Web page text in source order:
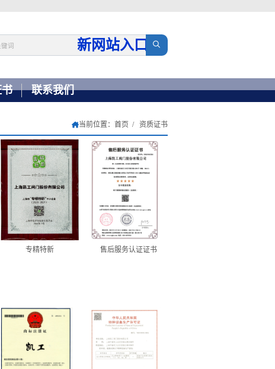
新网站入口 →
联系我们
当前位置： 首页 资质证书
专精特新 售后服务认证证书